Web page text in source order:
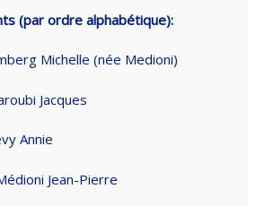
Républicain
(par ordre alphabétique):
Michelle (née Medioni)
Jacques
Annie
Jean-Pierre